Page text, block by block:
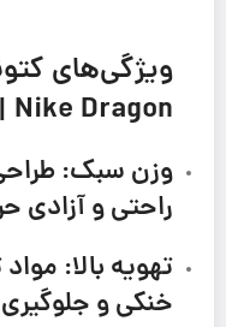
ویژگی‌های
Nike Dragon |كد 120230
وزن سبک:
راحتی و آزادی
تهویه بالا:
خنکی و جلوگیری